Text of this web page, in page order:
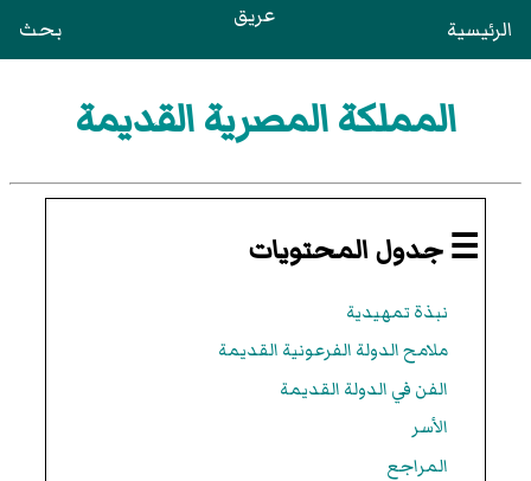
الرئيسية عريق بحث
المملكة المصرية القديمة
☰ جدول المحتويات
نبذة تمهيدية
ملامح الدولة الفرعونية القديمة
الفن في الدولة القديمة
الأسر
المراجع